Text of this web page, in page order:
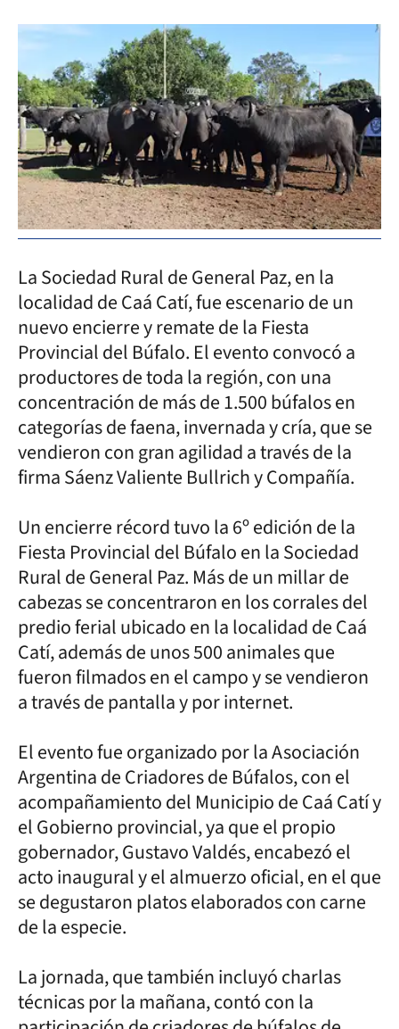
La Sociedad Rural de General Paz, en la
localidad de Caá Catí, fue escenario de un
nuevo encierre y remate de la Fiesta
Provincial del Búfalo. El evento convocó a
productores de toda la región, con una
concentración de más de 1.500 búfalos en
categorías de faena, invernada y cría, que se
vendieron con gran agilidad a través de la
firma Sáenz Valiente Bullrich y Compañía.
Un encierre récord tuvo la 6º edición de la
Fiesta Provincial del Búfalo en la Sociedad
Rural de General Paz. Más de un millar de
cabezas se concentraron en los corrales del
predio ferial ubicado en la localidad de Caá
Catí, además de unos 500 animales que
fueron filmados en el campo y se vendieron
a través de pantalla y por internet.
El evento fue organizado por la Asociación
Argentina de Criadores de Búfalos, con el
acompañamiento del Municipio de Caá Catí y
el Gobierno provincial, ya que el propio
gobernador, Gustavo Valdés, encabezó el
acto inaugural y el almuerzo oficial, en el que
se degustaron platos elaborados con carne
de la especie.
La jornada, que también incluyó charlas
técnicas por la mañana, contó con la